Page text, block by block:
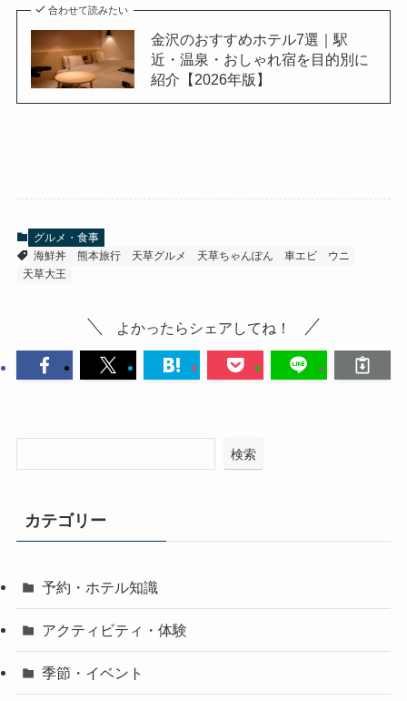
合わせて読みたい
金沢のおすすめホテル7選｜駅
近・温泉・おしゃれ宿を目的別に
紹介【2026年版】
グルメ・食事
海鮮丼
熊本旅行 天草グルメ 天草ちゃんぽん 車エビ
ウニ
天草大王
よかったらシェアしてね！
検索
カテゴリー
予約・ホテル知識
アクティビティ・体験
季節・イベント